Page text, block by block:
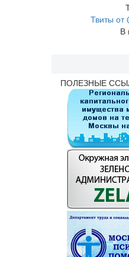
Твиты от
В
ПОЛЕЗНЫЕ